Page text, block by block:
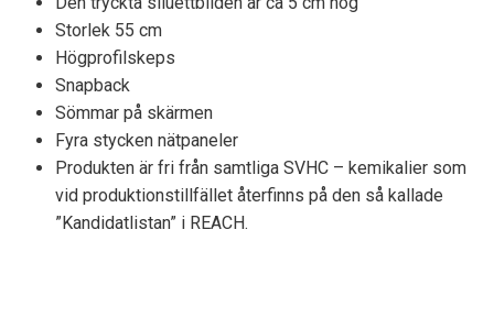
Storlek 55 cm
Högprofilskeps
Snapback
Sömmar på skärmen
Fyra stycken nätpaneler
Produkten är fri från samtliga SVHC – kemikalier som
vid produktionstillfället återfinns på den så kallade
”Kandidatlistan” i REACH.